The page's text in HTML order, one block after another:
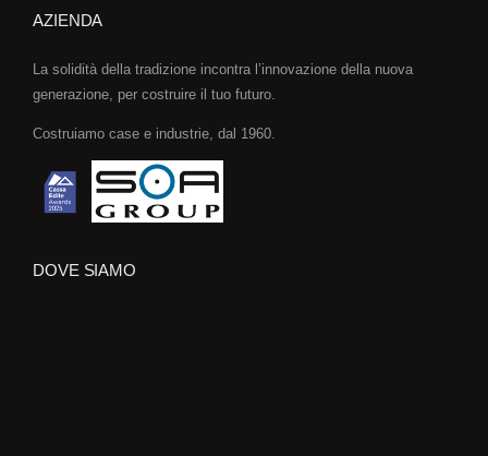
AZIENDA
La solidità della tradizione incontra l’innovazione della nuova
generazione, per costruire il tuo futuro.
Costruiamo case e industrie, dal 1960.
DOVE SIAMO